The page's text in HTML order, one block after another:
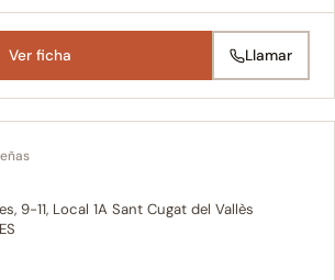
Ver ficha Llamar
9-11, Local 1A Sant Cugat del Vallès